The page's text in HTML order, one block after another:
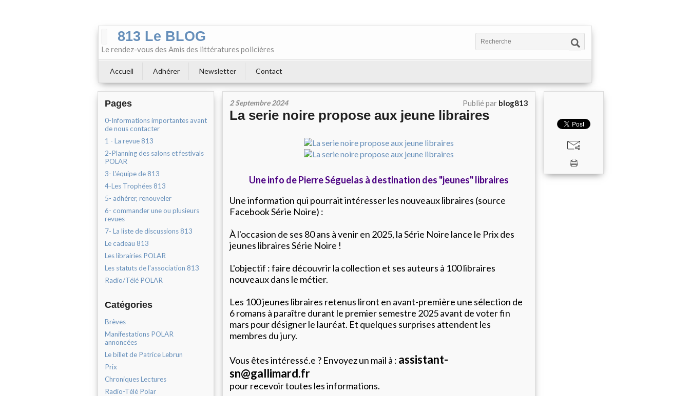
813 Le BLOG
Le rendez-vous des Amis des littératures policières
Accueil Adhérer Newsletter Contact
Pages
0-Informations importantes avant
de nous contacter
1 - La revue 813
2-Planning des salons et festivals
POLAR
3- L'équipe de 813
4-Les Trophées 813
5- adhérer, renouveler
6- commander une ou plusieurs
revues
7- La liste de discussions 813
Le cadeau 813
Les librairies POLAR
Les statuts de l'association 813
Radio/Télé POLAR
Catégories
Brèves
Manifestations POLAR
annoncées
Le billet de Patrice Lebrun
Prix
Chroniques Lectures
Radio-Télé Polar
2 Septembre 2024 Publié par blog813
La serie noire propose aux jeune libraires
Une info de Pierre Séguelas à destination des "jeunes" libraires
Une information qui pourrait intéresser les nouveaux libraires (source
Facebook Série Noire) :
À l'occasion de ses 80 ans à venir en 2025, la Série Noire lance le Prix des
jeunes libraires Série Noire !
L'objectif : faire découvrir la collection et ses auteurs à 100 libraires
nouveaux dans le métier.
Les 100 jeunes libraires retenus liront en avant-première une sélection de
6 romans à paraître durant le premier semestre 2025 avant de voter fin
mars pour désigner le lauréat. Et quelques surprises attendent les
membres du jury.
Vous êtes intéressé.e ? Envoyez un mail à : assistant-
sn@gallimard.fr
pour recevoir toutes les informations.